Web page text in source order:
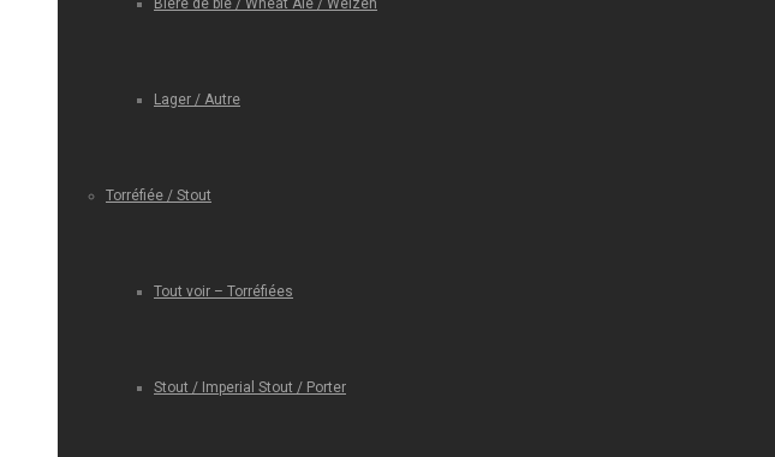
Bière de blé / Wheat Ale / Weizen
Lager / Autre
Torréfiée / Stout
Tout voir – Torréfiées
Stout / Imperial Stout / Porter